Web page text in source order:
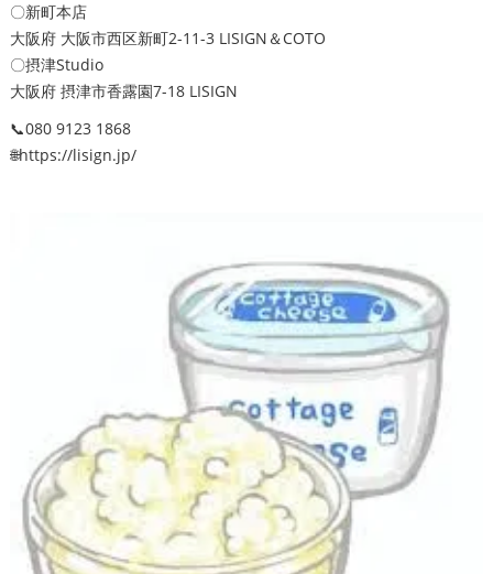
〇新町本店
大阪府 大阪市西区新町2-11-3 LISIGN＆COTO
〇摂津Studio
大阪府 摂津市香露園7-18 LISIGN
📞080 9123 1868
🌐https://lisign.jp/